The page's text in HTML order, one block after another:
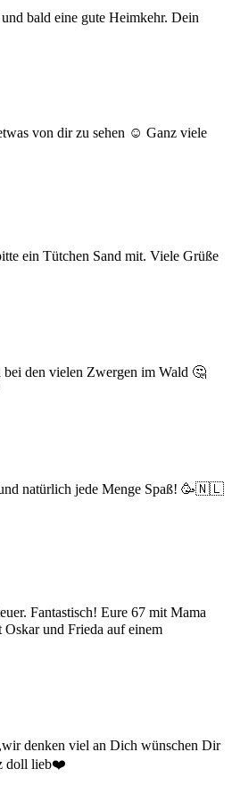
bald eine gute Heimkehr. Dein
von dir zu sehen ☺️ Ganz viele
ein Tütchen Sand mit. Viele Grüße
den vielen Zwergen im Wald 🤔
und natürlich jede Menge Spaß! 🥳🇳🇱
Fantastisch! Eure 67 mit Mama
und Frieda auf einem
denken viel an Dich wünschen Dir
doll lieb❤️